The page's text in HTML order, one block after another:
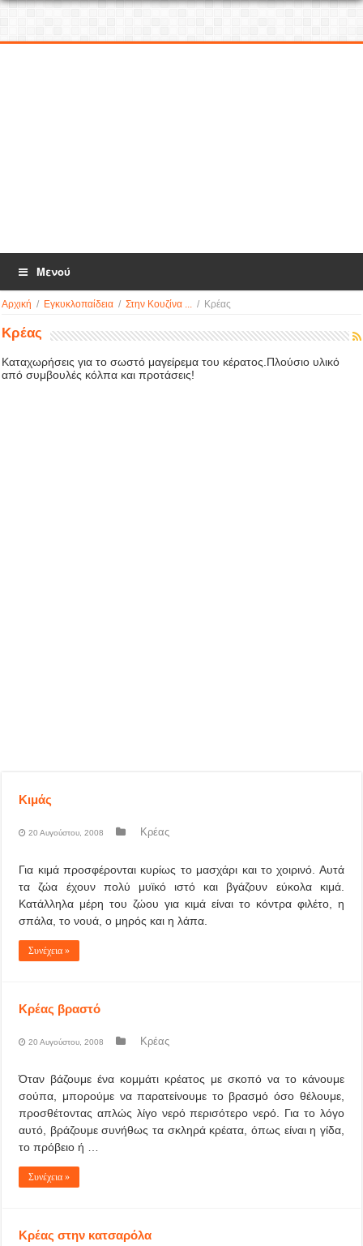
Μενού
Αρχική / Εγκυκλοπαίδεια / Στην Κουζίνα ... / Κρέας
Κρέας
Καταχωρήσεις για το σωστό μαγείρεμα του κέρατος.Πλούσιο υλικό
από συμβουλές κόλπα και προτάσεις!
Κιμάς
20 Αυγούστου, 2008 Κρέας
Για κιμά προσφέρονται κυρίως το μασχάρι και το χοιρινό. Αυτά
τα ζώα έχουν πολύ μυϊκό ιστό και βγάζουν εύκολα κιμά.
Κατάλληλα μέρη του ζώου για κιμά είναι το κόντρα φιλέτο, η
σπάλα, το νουά, ο μηρός και η λάπα.
Συνέχεια »
Κρέας βραστό
20 Αυγούστου, 2008 Κρέας
Όταν βάζουμε ένα κομμάτι κρέατος με σκοπό να το κάνουμε
σούπα, μπορούμε να παρατείνουμε το βρασμό όσο θέλουμε,
προσθέτοντας απλώς λίγο νερό περισότερο νερό. Για το λόγο
αυτό, βράζουμε συνήθως τα σκληρά κρέατα, όπως είναι η γίδα,
το πρόβειο ή …
Συνέχεια »
Κρέας στην κατσαρόλα